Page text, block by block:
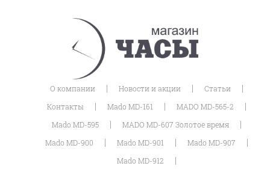
О компании | Новости и акции | Статьи |
Контакты | Mado MD-161 | MADO MD-565-2 |
Mado MD-595 | MADO MD-607 Золотое время |
Mado MD-900 | Mado MD-901 | Mado MD-907 |
Mado MD-912 |